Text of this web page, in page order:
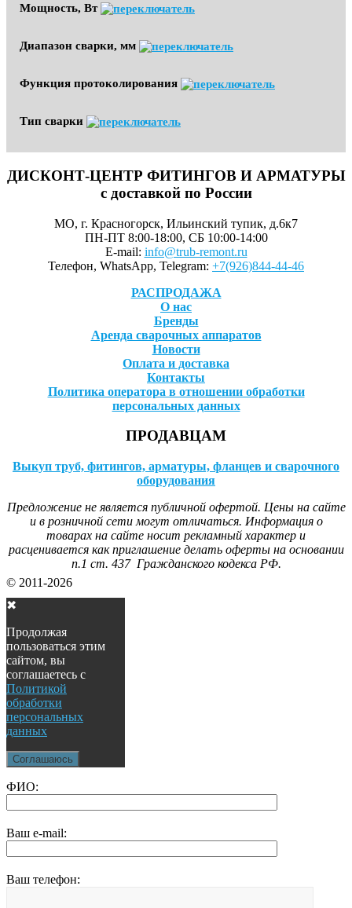
Мощность, Вт
Диапазон сварки, мм
Функция протоколирования
Тип сварки
ДИСКОНТ-ЦЕНТР ФИТИНГОВ И АРМАТУРЫ
с доставкой по России
МО, г. Красногорск, Ильинский тупик, д.6к7
ПН-ПТ 8:00-18:00, СБ 10:00-14:00
E-mail: info@trub-remont.ru
Телефон, WhatsApp, Telegram: +7(926)844-44-46
РАСПРОДАЖА
О нас
Бренды
Аренда сварочных аппаратов
Новости
Оплата и доставка
Контакты
Политика оператора в отношении обработки
персональных данных
ПРОДАВЦАМ
Выкуп труб, фитингов, арматуры, фланцев и сварочного
оборудования
Предложение не является публичной офертой. Цены на сайте
и в розничной сети могут отличаться. Информация о
товарах на сайте носит рекламный характер и
расценивается как приглашение делать оферты на основании
п.1 ст. 437 Гражданского кодекса РФ.
© 2011-2026
✖
Продолжая
пользоваться этим
сайтом, вы
соглашаетесь с
Политикой
обработки
персональных
данных
Соглашаюсь
ФИО:
Ваш e-mail:
Ваш телефон: